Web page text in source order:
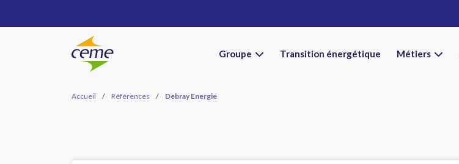
Groupe Transition énergétique Métiers
Accueil / Références / Debray Energie